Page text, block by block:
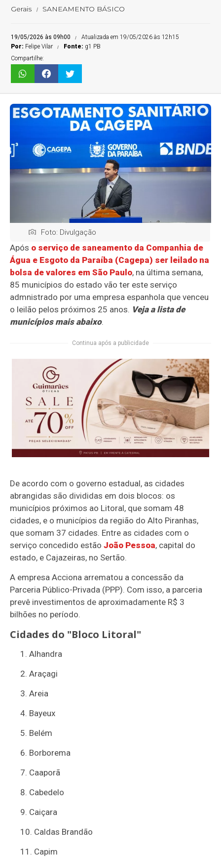
Gerais SANEAMENTO BÁSICO
19/05/2026 às 09h00
Atualizada em 19/05/2026 às 12h15
Por: Felipe Vilar Fonte: g1 PB
Compartilhe:
Foto: Divulgação
Após o serviço de saneamento da Companhia de
Água e Esgoto da Paraíba (Cagepa) ser leilado na
bolsa de valores em São Paulo, na última semana,
85 municípios do estado vão ter este serviço
admnistrado por uma empresa espanhola que venceu
o leilão pelos próximos 25 anos. Veja a lista de
municípios mais abaixo.
Continua após a publicidade
De acordo com o governo estadual, as cidades
abrangidas são divididas em dois blocos: os
municípios próximos ao Litoral, que somam 48
cidades, e o municípios da região do Alto Piranhas,
que somam 37 cidades. Entre as cidades com o
serviço concedido estãoJoão Pessoa, capital do
estado, e Cajazeiras, no Sertão.
A empresa Acciona arrematou a concessão da
Parceria Público-Privada (PPP). Com isso, a parceria
prevê investimentos de aproximadamente R$ 3
bilhões no período.
Cidades do "Bloco Litoral"
Alhandra
Araçagi
Areia
Bayeux
Belém
Borborema
Caaporã
Cabedelo
Caiçara
Caldas Brandão
Capim